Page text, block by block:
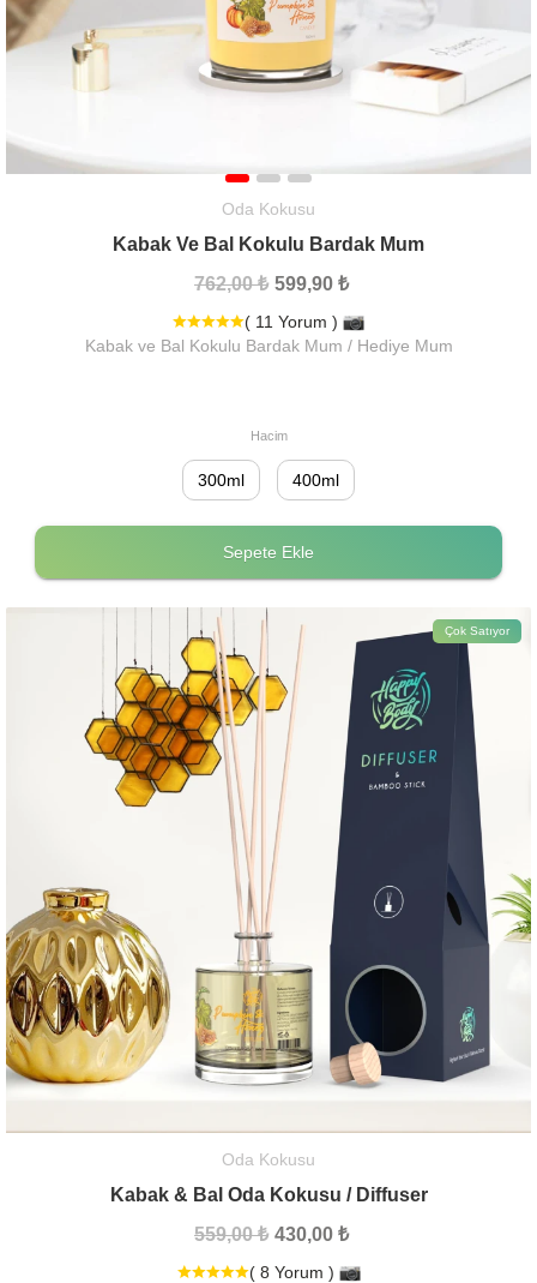
Oda Kokusu
Kabak Ve Bal Kokulu Bardak Mum
762,00 ₺ 599,90 ₺
( 11 Yorum )
Kabak ve Bal Kokulu Bardak Mum / Hediye Mum
Hacim
300ml 400ml
Sepete Ekle
Çok Satıyor
Oda Kokusu
Kabak & Bal Oda Kokusu / Diffuser
559,00 ₺ 430,00 ₺
( 8 Yorum )